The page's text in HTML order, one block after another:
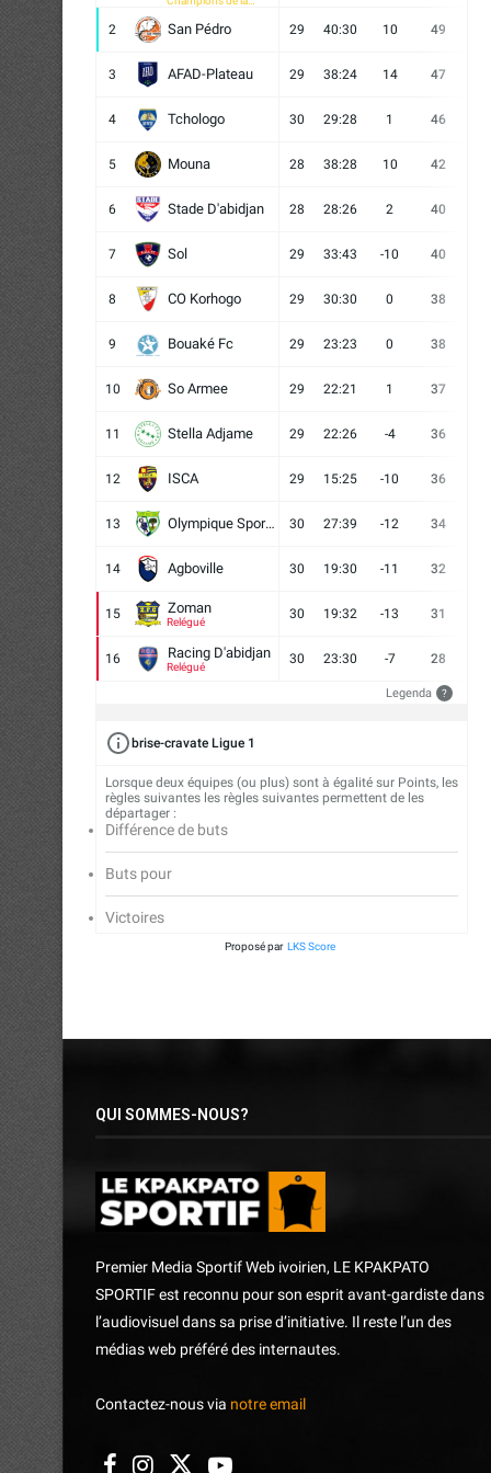
2 San Pédro 29 40:30 10 49
3 AFAD-Plateau 29 38:24 14 47
4 Tchologo 30 29:28 1 46
5 Mouna 28 38:28 10 42
6 Stade D'abidjan 28 28:26 2 40
7 Sol 29 33:43 -10 40
8 CO Korhogo 29 30:30 0 38
9 Bouaké Fc 29 23:23 0 38
10 So Armee 29 22:21 1 37
11 Stella Adjame 29 22:26 -4 36
12 ISCA 29 15:25 -10 36
13 Olympique Sport d'Abobo FC 30 27:39 -12 34
14 Agboville 30 19:30 -11 32
15 Zoman
Relégué
30 19:32 -13 31
16 Racing D'abidjan
Relégué
30 23:30 -7 28
Legenda ?
brise-cravate Ligue 1
Lorsque deux équipes (ou plus) sont à égalité sur Points, les
règles suivantes les règles suivantes permettent de les
départager :
Différence de buts
Buts pour
Victoires
Proposé par LKS Score
QUI SOMMES-NOUS?
Premier Media Sportif Web ivoirien, LE KPAKPATO
SPORTIF est reconnu pour son esprit avant-gardiste dans
l’audiovisuel dans sa prise d’initiative. Il reste l’un des
médias web préféré des internautes.
Contactez-nous via notre email